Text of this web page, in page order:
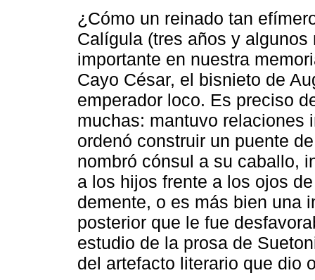
¿Cómo un reinado tan
Calígula (tres años y
importante en nuestra
Cayo César, el bisnieto de
emperador loco. Es preciso
muchas: mantuvo relaciones
ordenó construir un puente
nombró cónsul a su caballo,
a los hijos frente a los ojos
demente, o es más bien una
posterior que le fue
estudio de la prosa de
del artefacto literario que dio